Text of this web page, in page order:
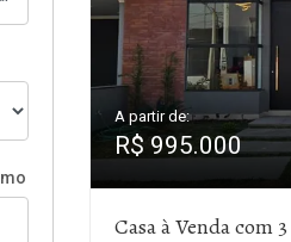
A partir de:
R$ 995.000
Casa à Venda com